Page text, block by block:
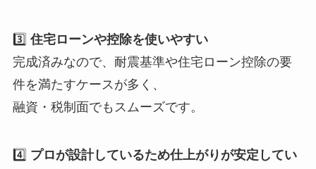
3️⃣ 住宅ローンや控除を使いやすい
完成済みなので、耐震基準や住宅ローン控除の要
件を満たすケースが多く、
融資・税制面でもスムーズです。
4️⃣ プロが設計しているため仕上がりが安定してい